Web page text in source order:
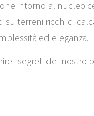
intorno al nucleo
terreni ricchi di
ed eleganza.
i segreti del nostro